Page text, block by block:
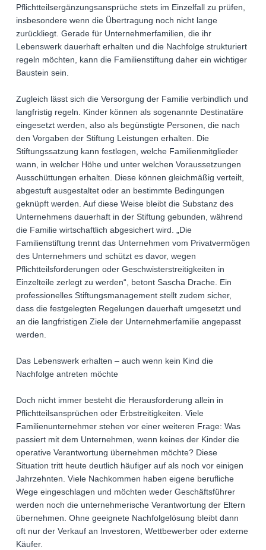
Pflichtteilsergänzungsansprüche stets im Einzelfall zu prüfen,
insbesondere wenn die Übertragung noch nicht lange
zurückliegt. Gerade für Unternehmerfamilien, die ihr
Lebenswerk dauerhaft erhalten und die Nachfolge strukturiert
regeln möchten, kann die Familienstiftung daher ein wichtiger
Baustein sein.
Zugleich lässt sich die Versorgung der Familie verbindlich und
langfristig regeln. Kinder können als sogenannte Destinatäre
eingesetzt werden, also als begünstigte Personen, die nach
den Vorgaben der Stiftung Leistungen erhalten. Die
Stiftungssatzung kann festlegen, welche Familienmitglieder
wann, in welcher Höhe und unter welchen Voraussetzungen
Ausschüttungen erhalten. Diese können gleichmäßig verteilt,
abgestuft ausgestaltet oder an bestimmte Bedingungen
geknüpft werden. Auf diese Weise bleibt die Substanz des
Unternehmens dauerhaft in der Stiftung gebunden, während
die Familie wirtschaftlich abgesichert wird. „Die
Familienstiftung trennt das Unternehmen vom Privatvermögen
des Unternehmers und schützt es davor, wegen
Pflichtteilsforderungen oder Geschwisterstreitigkeiten in
Einzelteile zerlegt zu werden“, betont Sascha Drache. Ein
professionelles Stiftungsmanagement stellt zudem sicher,
dass die festgelegten Regelungen dauerhaft umgesetzt und
an die langfristigen Ziele der Unternehmerfamilie angepasst
werden.
Das Lebenswerk erhalten – auch wenn kein Kind die
Nachfolge antreten möchte
Doch nicht immer besteht die Herausforderung allein in
Pflichtteilsansprüchen oder Erbstreitigkeiten. Viele
Familienunternehmer stehen vor einer weiteren Frage: Was
passiert mit dem Unternehmen, wenn keines der Kinder die
operative Verantwortung übernehmen möchte? Diese
Situation tritt heute deutlich häufiger auf als noch vor einigen
Jahrzehnten. Viele Nachkommen haben eigene berufliche
Wege eingeschlagen und möchten weder Geschäftsführer
werden noch die unternehmerische Verantwortung der Eltern
übernehmen. Ohne geeignete Nachfolgelösung bleibt dann
oft nur der Verkauf an Investoren, Wettbewerber oder externe
Käufer.